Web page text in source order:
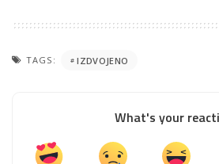
TAGS: IZDVOJENO
What's your